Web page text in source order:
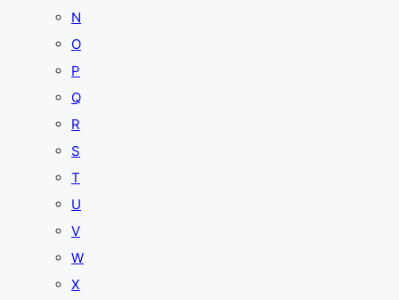
N
O
P
Q
R
S
T
U
V
W
X